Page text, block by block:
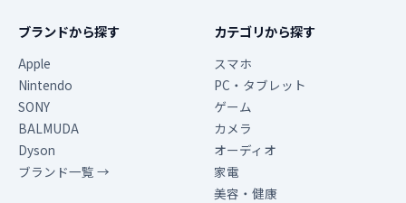
ブランドから探す
Apple
Nintendo
SONY
BALMUDA
Dyson
ブランド一覧 →
カテゴリから探す
スマホ
PC・タブレット
ゲーム
カメラ
オーディオ
家電
美容・健康